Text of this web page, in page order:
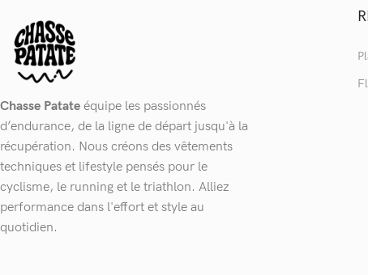
Chasse Patate équipe les passionnés
d’endurance, de la ligne de départ jusqu'à la
récupération. Nous créons des vêtements
techniques et lifestyle pensés pour le
cyclisme, le running et le triathlon. Alliez
performance dans l'effort et style au
quotidien.